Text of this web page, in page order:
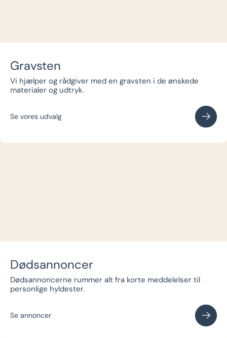
Gravsten
Vi hjælper og rådgiver med en gravsten i de ønskede
materialer og udtryk.
Se vores udvalg
Dødsannoncer
Dødsannoncerne rummer alt fra korte meddelelser til
personlige hyldester.
Se annoncer